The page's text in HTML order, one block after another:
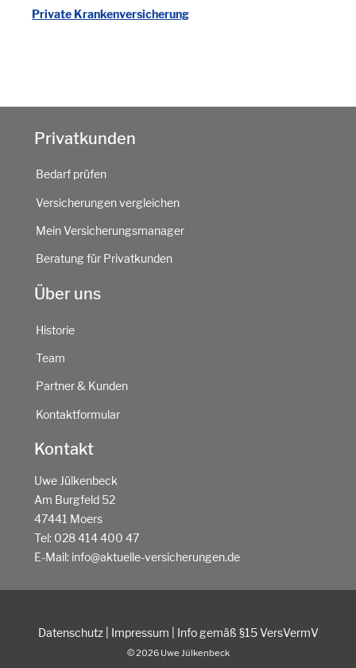
Private Krankenversicherung
Privatkunden
Bedarf prüfen
Versicherungen vergleichen
Mein Versicherungsmanager
Beratung für Privatkunden
Über uns
Historie
Team
Partner & Kunden
Kontaktformular
Kontakt
Uwe Jülkenbeck
Am Burgfeld 52
47441 Moers
Tel: 028 414 400 47
E-Mail: info@aktuelle-versicherungen.de
Datenschutz Impressum Info gemäß §15 VersVermV
© 2026 Uwe Jülkenbeck